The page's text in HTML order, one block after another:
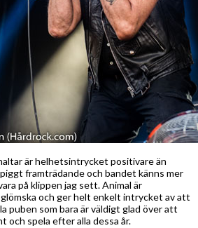
är helhetsintrycket positivare än
framträdande och bandet känns mer
på klippen jag sett. Animal är
och ger helt enkelt intrycket av att
puben som bara är väldigt glad över att
och spela efter alla dessa år.